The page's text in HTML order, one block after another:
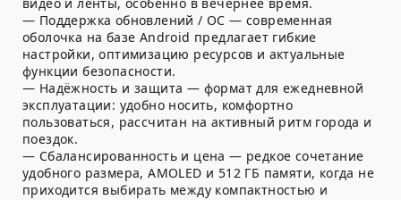
видео и ленты, особенно в вечернее время.
— Поддержка обновлений / ОС — современная
оболочка на базе Android предлагает гибкие
настройки, оптимизацию ресурсов и актуальные
функции безопасности.
— Надёжность и защита — формат для ежедневной
эксплуатации: удобно носить, комфортно
пользоваться, рассчитан на активный ритм города и
поездок.
— Сбалансированность и цена — редкое сочетание
удобного размера, AMOLED и 512 ГБ памяти, когда не
приходится выбирать между компактностью и